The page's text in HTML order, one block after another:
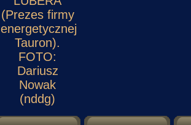
(Prezes firmy
energetycznej
Tauron).
FOTO:
Dariusz
Nowak
(nddg)